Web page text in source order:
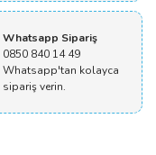
Whatsapp Sipariş
0850 840 14 49
Whatsapp'tan kolayca
sipariş verin.